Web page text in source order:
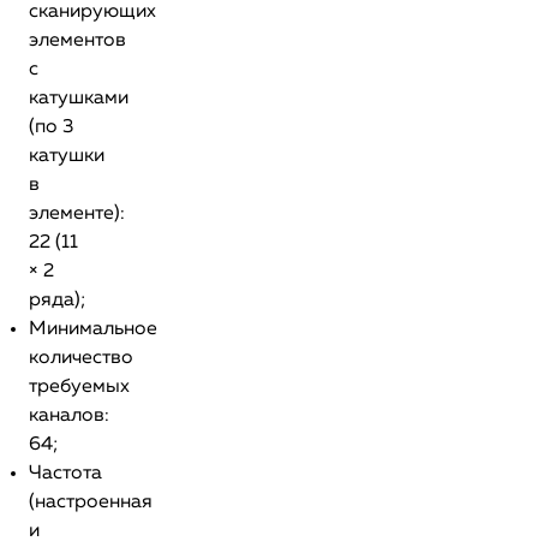
сканирующих
элементов
с
катушками
(по 3
катушки
в
элементе):
22 (11
× 2
ряда);
Минимальное
количество
требуемых
каналов:
64;
Частота
(настроенная
и